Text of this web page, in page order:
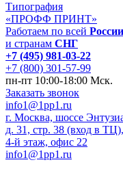
Типография
«ПРОФФ ПРИНТ»
Работаем по всей России
и странам СНГ
+7 (495) 981-03-22
+7 (800) 301-57-99
пн-пт 10:00-18:00 Мск.
Заказать звонок
info1@1pp1.ru
г. Москва, шоссе
д. 31, стр. 38 (вход в ТЦ),
4-й этаж, офис 22
info1@1pp1.ru